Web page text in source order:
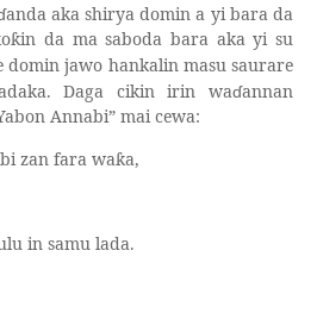
anda aka shirya domin a yi bara da
oƙin da ma saboda bara aka yi su
domin jawo hankalin masu saurare
Daga cikin irin waɗannan
Annabi” mai cewa:
zan fara waƙa,
in samu lada.